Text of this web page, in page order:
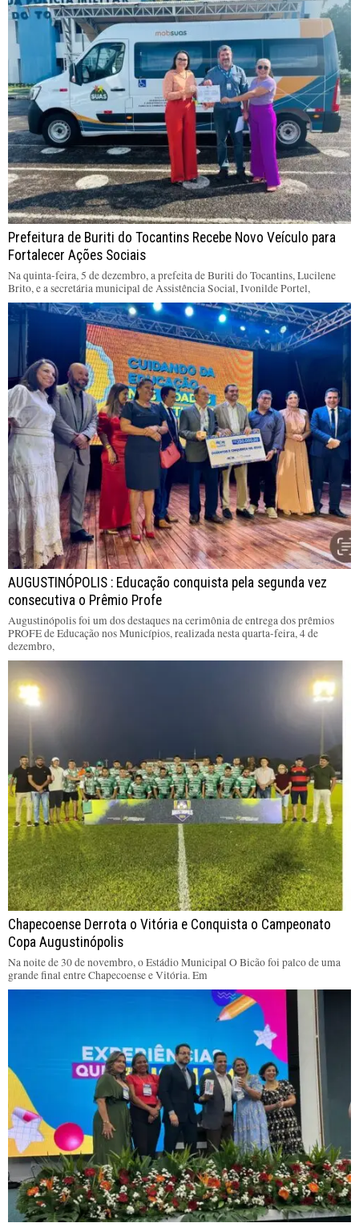
Prefeitura de Buriti do Tocantins Recebe Novo Veículo para
Fortalecer Ações Sociais
Na quinta-feira, 5 de dezembro, a prefeita de Buriti do Tocantins, Lucilene
Brito, e a secretária municipal de Assistência Social, Ivonilde Portel,
AUGUSTINÓPOLIS : Educação conquista pela segunda vez
consecutiva o Prêmio Profe
Augustinópolis foi um dos destaques na cerimônia de entrega dos prêmios
PROFE de Educação nos Municípios, realizada nesta quarta-feira, 4 de
dezembro,
Chapecoense Derrota o Vitória e Conquista o Campeonato
Copa Augustinópolis
Na noite de 30 de novembro, o Estádio Municipal O Bicão foi palco de uma
grande final entre Chapecoense e Vitória. Em